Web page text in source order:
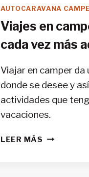
AUTOCARAVANA
Viajes en
cada vez más
Viajar en camper
donde se desee y
actividades que
vacaciones.
LEER MÁS VIAJES